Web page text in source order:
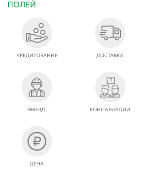
ПОЛЕЙ
КРЕДИТОВАНИЕ ДОСТАВКА
ВЫЕЗД КОНСУЛЬТАЦИИ
ЦЕНА